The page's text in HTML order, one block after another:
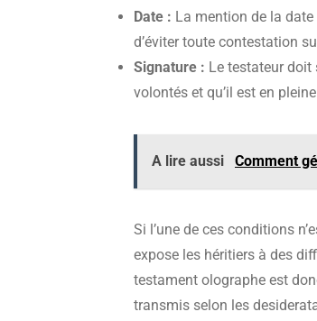
Date : La mention de la
d’éviter toute contestation
Signature : Le testateur doit
volontés et qu’il est en
A lire aussi Comment
Si l’une de ces conditions
expose les héritiers à des
testament olographe est
transmis selon les